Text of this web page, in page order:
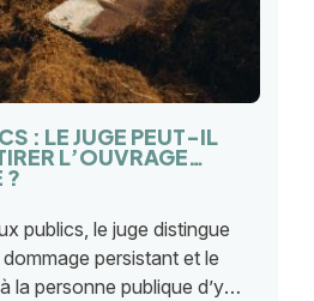
: LE JUGE PEUT-IL
L’OUVRAGE
?
publics, le juge distingue
dommage persistant et le
la personne publique d’y